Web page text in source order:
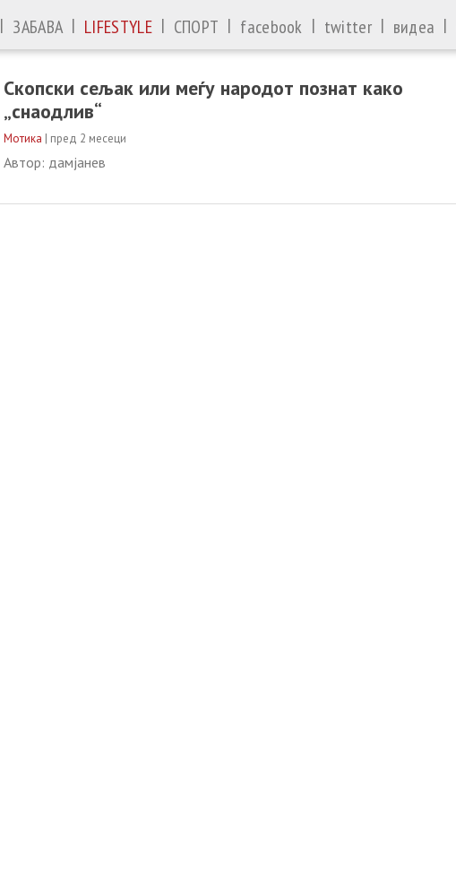
| ЗАБАВА | LIFESTYLE | СПОРТ | facebook | twitter | видеа |
Скопски сељак или меѓу народот познат како
„снаодлив“
Мотика | пред 2 месеци
Автор: дамјанев